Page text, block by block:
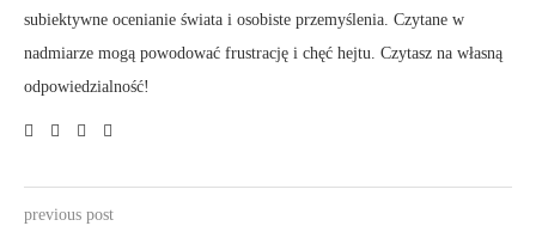
subiektywne ocenianie świata i osobiste przemyślenia. Czytane w
nadmiarze mogą powodować frustrację i chęć hejtu. Czytasz na własną
odpowiedzialność!
previous post